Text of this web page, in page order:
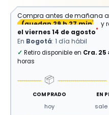
Compra antes de mañana
(quedan 29 h 27 min) y
el viernes 14 de agosto*
En Bogotá: 1 día hábil
✓ Retiro disponible en Cra.
horas
📦
COMPRADO
hoy
EN
sale